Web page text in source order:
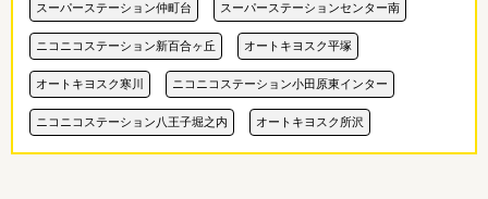
スーパーステーション仲町台 スーパーステーションセンター南
ニコニコステーション新百合ヶ丘 オートキヨスク平塚
オートキヨスク寒川 ニコニコステーション小田原東インター
ニコニコステーション八王子堀之内 オートキヨスク所沢